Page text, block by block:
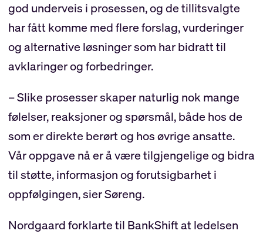
god underveis i prosessen, og de tillitsvalgte
har fått komme med flere forslag, vurderinger
og alternative løsninger som har bidratt til
avklaringer og forbedringer.
– Slike prosesser skaper naturlig nok mange
følelser, reaksjoner og spørsmål, både hos de
som er direkte berørt og hos øvrige ansatte.
Vår oppgave nå er å være tilgjengelige og bidra
til støtte, informasjon og forutsigbarhet i
oppfølgingen, sier Søreng.
Nordgaard forklarte til BankShift at ledelsen